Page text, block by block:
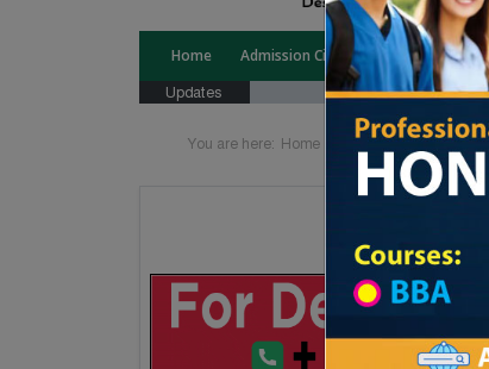
Home Admission Circular Public
Updates
You are here: Home Division List